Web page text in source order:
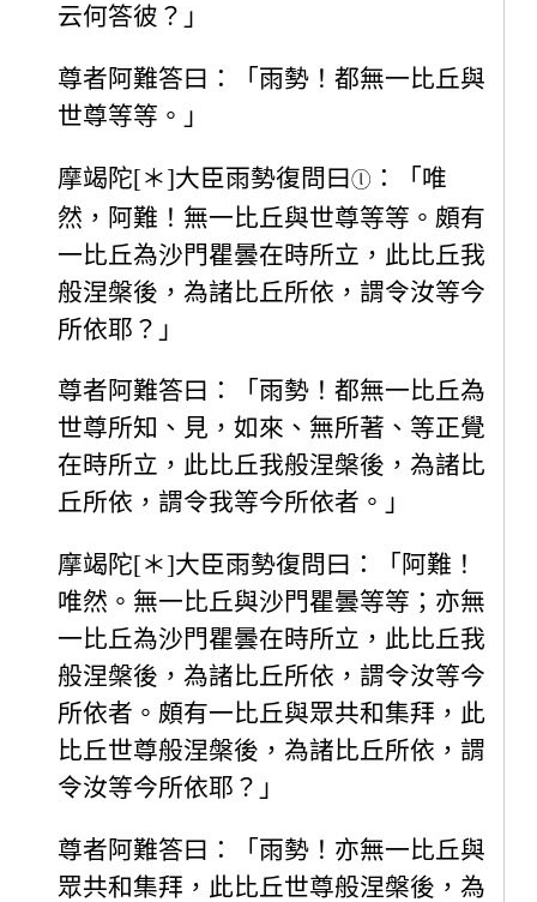
云何答彼？」
尊者阿難答曰：「雨勢！都無一比丘與
世尊等等。」
摩竭陀[＊]大臣雨勢復問曰ⓛ ：「唯
然，阿難！無一比丘與世尊等等。頗有
一比丘為沙門瞿曇在時所立，此比丘我
般涅槃後，為諸比丘所依，謂令汝等今
所依耶？」
尊者阿難答曰：「雨勢！都無一比丘為
世尊所知、見，如來、無所著、等正覺
在時所立，此比丘我般涅槃後，為諸比
丘所依，謂令我等今所依者。」
摩竭陀[＊]大臣雨勢復問曰：「阿難！
唯然。無一比丘與沙門瞿曇等等；亦無
一比丘為沙門瞿曇在時所立，此比丘我
般涅槃後，為諸比丘所依，謂令汝等今
所依者。頗有一比丘與眾共和集拜，此
比丘世尊般涅槃後，為諸比丘所依，謂
令汝等今所依耶？」
尊者阿難答曰：「雨勢！亦無一比丘與
眾共和集拜，此比丘世尊般涅槃後，為